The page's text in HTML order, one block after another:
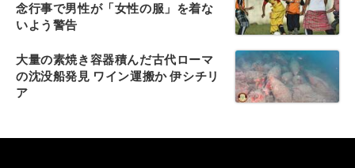
念行事で男性が「女性の服」を着な
いよう警告
大量の素焼き容器積んだ古代ローマ
の沈没船発見 ワイン運搬か 伊シチリ
ア